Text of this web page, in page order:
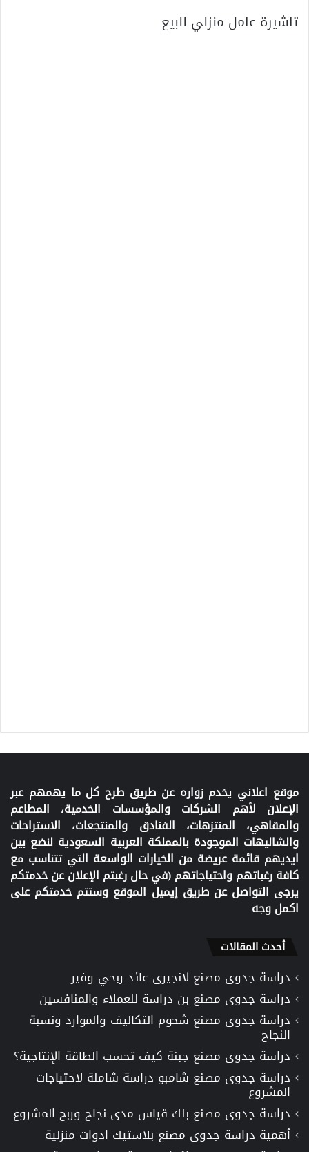
تاشيرة عامل منزلي للبيع
موقع اعلاني يخدم زواره عن طريق طرح كل ما يهمهم عبر
الإعلان لأهم الشركات والمؤسسات الخدمية، المطاعم
والمقاهي، المنتزهات، الفنادق والمنتجعات، الاستراحات
والشاليهات الموجودة بالمملكة العربية السعودية لنضع بين
ايديهم قائمة عريضة من الخيارات الواسعة التي تتناسب مع
كافة رغباتهم واحتياجاتهم (في حال رغبتم الإعلان عن خدمتكم
يرجى التواصل عن طريق إيميل الموقع وستتم خدمتكم على
اكمل وجه
أحدث المقالات
دراسة جدوى مصنع لانجيرى عائد ربحي وفير
دراسة جدوى مصنع بن دراسة للعملاء والمنافسين
دراسة جدوى مصنع شحوم التكاليف والموارد ونسبة
النجاح
دراسة جدوى مصنع جبنة كيف تحسب الطاقة الإنتاجية؟
دراسة جدوى مصنع شامبو دراسة شاملة لاحتياجات
المشروع
دراسة جدوى مصنع بلك قياس مدى نجاح وربح المشروع
أهمية دراسة جدوى مصنع بلاستيك ادوات منزلية